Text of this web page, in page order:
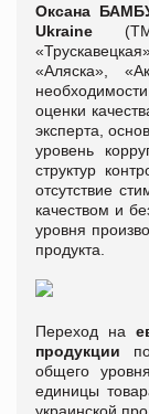
Оксана
Ukraine
«Аляска»,
оценки
эксперта,
уровень
структур
отсутствие
качеством и
уровня
продукта.
Переход на
продукции
общего
единицы
украинской